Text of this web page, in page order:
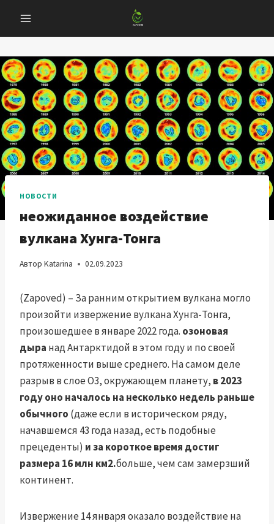
содержанию
НОВОСТИ
неожиданное воздействие
вулкана Хунга-Тонга
Автор Katarina 02.09.2023
(Zapoved) – За ранним открытием вулкана могло
произойти извержение вулкана Хунга-Тонга,
произошедшее в январе 2022 года. озоновая
дыра над Антарктидой в этом году и по своей
протяженности выше среднего. На самом деле
разрыв в слое O3, окружающем планету, в 2023
году оно началось на несколько недель раньше
обычного (даже если в историческом ряду,
начавшемся 43 года назад, есть подобные
прецеденты) и за короткое время достиг
размера 16 млн км2.больше, чем сам замерзший
континент.
Извержение 14 января оказало воздействие на